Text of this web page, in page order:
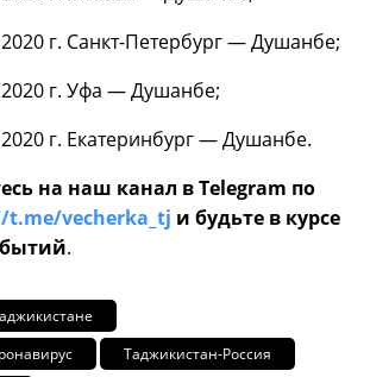
г. Санкт-Петербург — Душанбе;
г. Уфа — Душанбе;
г. Екатеринбург — Душанбе.
на наш канал в Telegram по
vecherka_tj и будьте в курсе
.
Таджикистан-Россия